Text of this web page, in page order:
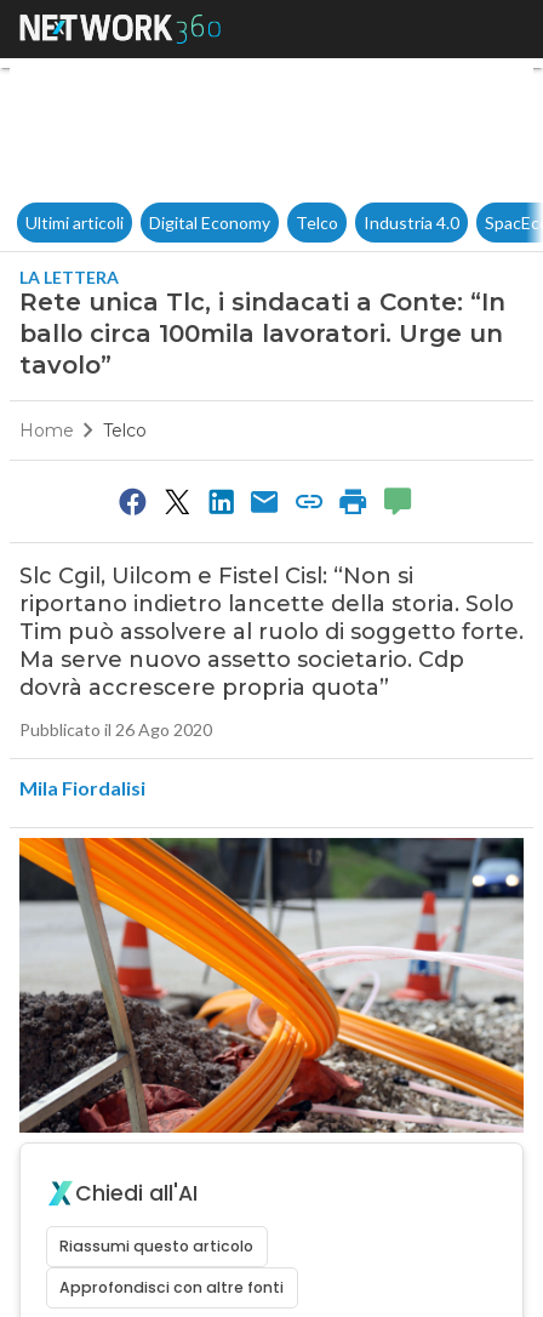
Rete unica Tlc, i sindacati a
Ultimi articoli Digital Economy Telco Industria 4.0
LA LETTERA
Rete unica Tlc, i sindacati a Conte: “In
ballo circa 100mila lavoratori. Urge un
tavolo”
Home Telco
Slc Cgil, Uilcom e Fistel Cisl: “Non si
riportano indietro lancette della storia. Solo
Tim può assolvere al ruolo di soggetto forte.
Ma serve nuovo assetto societario. Cdp
dovrà accrescere propria quota”
Pubblicato il 26 Ago 2020
Mila Fiordalisi
Chiedi all'AI
Riassumi questo articolo
Approfondisci con altre fonti